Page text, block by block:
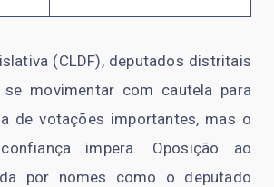
(CLDF), deputados distritais
movimentar com cautela para
de votações importantes, mas o
impera. Oposição ao
por nomes como o deputado